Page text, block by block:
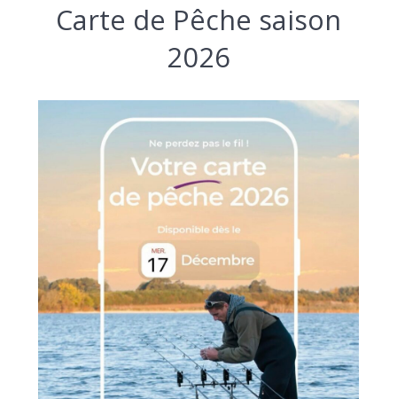
Carte de Pêche saison
2026